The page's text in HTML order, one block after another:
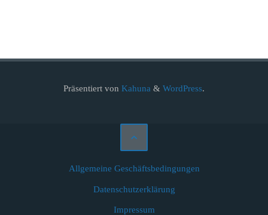
Präsentiert von Kahuna & WordPress.
Allgemeine Geschäftsbedingungen
Datenschutzerklärung
Impressum